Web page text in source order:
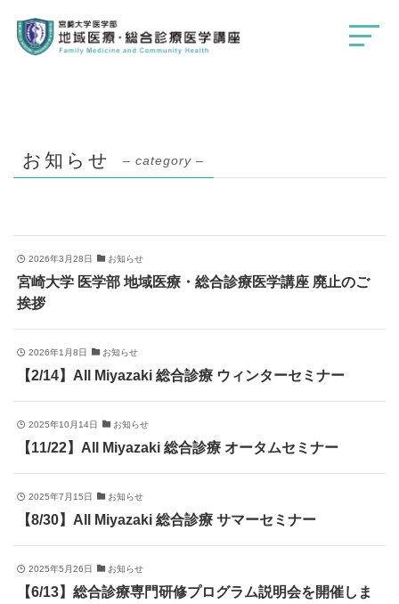
お知らせ – category –
2026年3月28日 お知らせ
宮崎大学 医学部 地域医療・総合診療医学講座 廃止のご
挨拶
2026年1月8日 お知らせ
【2/14】All Miyazaki 総合診療 ウィンターセミナー
2025年10月14日 お知らせ
【11/22】All Miyazaki 総合診療 オータムセミナー
2025年7月15日 お知らせ
【8/30】All Miyazaki 総合診療 サマーセミナー
2025年5月26日 お知らせ
【6/13】総合診療専門研修プログラム説明会を開催しま